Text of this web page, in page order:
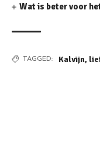
Wat is beter voor
TAGGED: Kalvijn,